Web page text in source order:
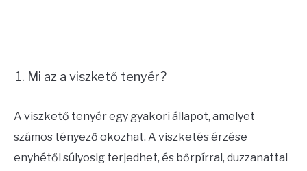
Mi az a viszkető tenyér?
A viszkető tenyér egy gyakori állapot, amelyet
számos tényező okozhat. A viszketés érzése
enyhétől súlyosig terjedhet, és bőrpírral, duzzanattal